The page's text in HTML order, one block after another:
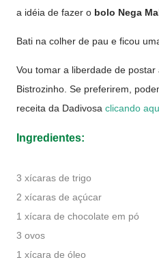
a idéia de fazer o bolo Nega
Bati na colher de pau e ficou
Vou tomar a liberdade de
Bistrozinho. Se preferirem,
receita da Dadivosa clicando
Ingredientes:
3 xícaras de trigo
2 xícaras de açúcar
1 xícara de chocolate em pó
3 ovos
1 xícara de óleo